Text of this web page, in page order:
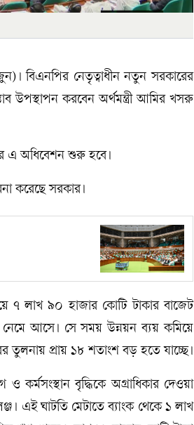
বিএনপির নেতৃত্বাধীন নতুন সরকারের
উপস্থাপন করবেন অর্থমন্ত্রী আমির খসরু
এ অধিবেশন শুরু হবে।
করেছে সরকার।
লাখ ৯০ হাজার কোটি টাকার বাজেট
নেমে আসে। সে সময় উন্নয়ন ব্যয় কমিয়ে
তুলনায় প্রায় ১৮ শতাংশ বড় হতে যাচ্ছে।
কর্মসংস্থান বৃদ্ধিকে অগ্রাধিকার দেওয়া
এই ঘাটতি মেটাতে ব্যাংক থেকে ১ লাখ